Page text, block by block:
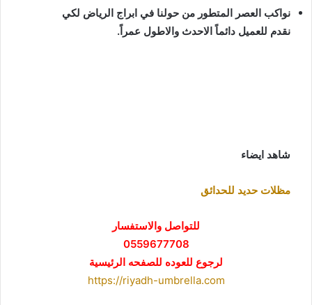
نواكب العصر المتطور من حولنا في ابراج الرياض لكي
نقدم للعميل دائماً الاحدث والاطول عمراً.
شاهد ايضاء
مظلات حديد للحدائق
للتواصل والاستفسار
0559677708
لرجوع للعوده للصفحه الرئيسية
https://riyadh-umbrella.com